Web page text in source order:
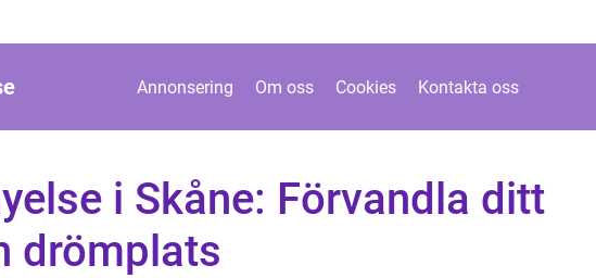
Annonsering Om oss Cookies Kontakta oss
i Skåne: Förvandla ditt
drömplats